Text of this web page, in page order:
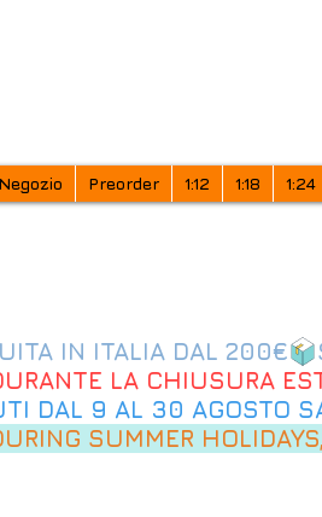
Negozio Preorder 1:12 1:18 1:24
IN ITALIA DAL 200€
LA CHIUSURA
DAL 9 AL 30 AGOSTO
SUMMER